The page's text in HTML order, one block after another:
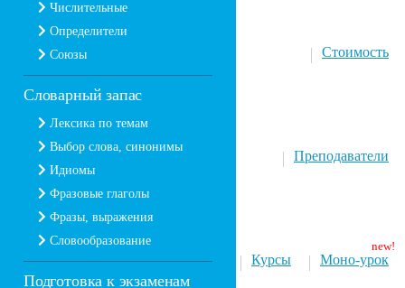
Числительные
Определители
Союзы
Словарный запас
Лексика по темам
Выбор слова, синонимы
Идиомы
Фразовые глаголы
Фразы, выражения
Словообразование
Подготовка к экзаменам
Стоимость
Преподаватели
Моно-урок
Курсы